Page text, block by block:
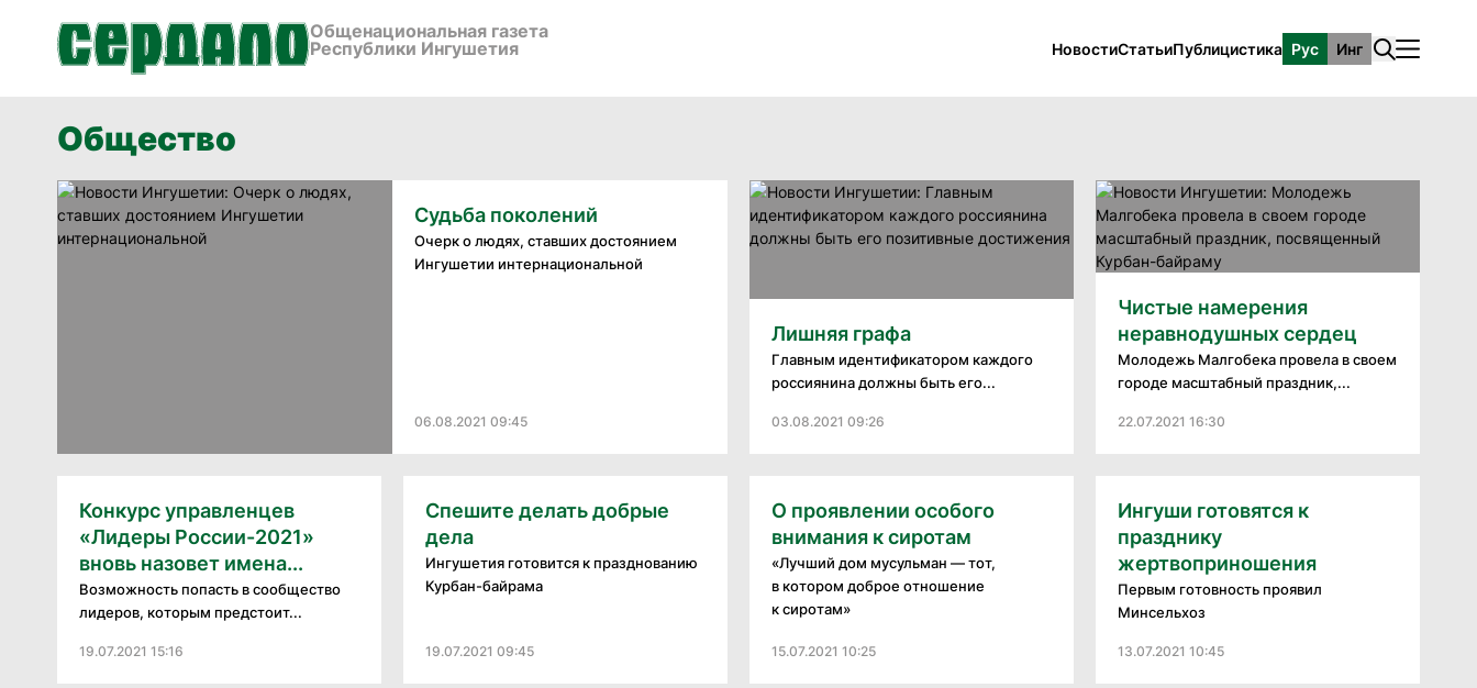
Общенациональная газета
Республики Ингушетия
НовостиСтатьиПублицистика Рус Инг
Общество
Судьба поколений
Очерк о людях, ставших достоянием
Ингушетии интернациональной
06.08.2021 09:45
Лишняя графа
Главным идентификатором каждого
россиянина должны быть его...
03.08.2021 09:26
Чистые намерения
неравнодушных сердец
Молодежь Малгобека провела в своем
городе масштабный праздник,...
22.07.2021 16:30
Конкурс управленцев
«Лидеры России-2021»
вновь назовет имена...
Возможность попасть в сообщество
лидеров, которым предстоит...
19.07.2021 15:16
Спешите делать добрые
дела
Ингушетия готовится к празднованию
Курбан-байрама
19.07.2021 09:45
О проявлении особого
внимания к сиротам
«Лучший дом мусульман — тот,
в котором доброе отношение
к сиротам»
15.07.2021 10:25
Ингуши готовятся к
празднику
жертвоприношения
Первым готовность проявил
Минсельхоз
13.07.2021 10:45